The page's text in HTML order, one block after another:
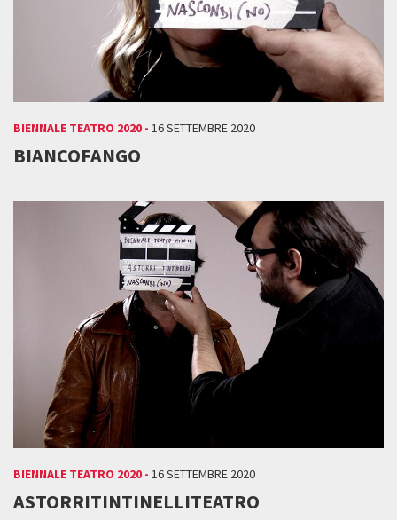
BIENNALE TEATRO 2020 - 16 SETTEMBRE 2020
BIANCOFANGO
BIENNALE TEATRO 2020 - 16 SETTEMBRE 2020
ASTORRITINTINELLITEATRO